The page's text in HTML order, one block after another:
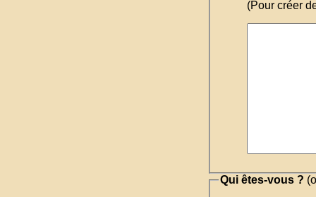
(Pour créer
Qui êtes-vous ?